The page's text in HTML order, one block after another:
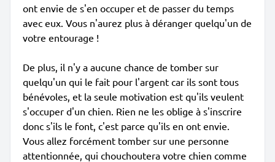
ont envie de s'en occuper et de passer du temps
avec eux. Vous n'aurez plus à déranger quelqu'un de
votre entourage !
De plus, il n'y a aucune chance de tomber sur
quelqu'un qui le fait pour l'argent car ils sont tous
bénévoles, et la seule motivation est qu'ils veulent
s'occuper d'un chien. Rien ne les oblige à s'inscrire
donc s'ils le font, c'est parce qu'ils en ont envie.
Vous allez forcément tomber sur une personne
attentionnée, qui chouchoutera votre chien comme